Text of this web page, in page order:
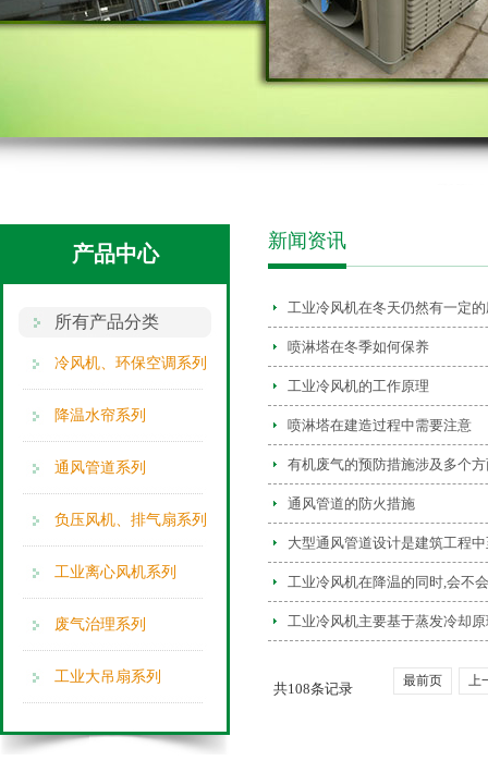
产品中心
所有产品分类
冷风机、环保空调系列
降温水帘系列
通风管道系列
负压风机、排气扇系列
工业离心风机系列
废气治理系列
工业大吊扇系列
新闻资讯
工业冷风机在冬天仍然有一定
喷淋塔在冬季如何保养
工业冷风机的工作原理
喷淋塔在建造过程中需要注意
有机废气的预防措施涉及多个
通风管道的防火措施
大型通风管道设计是建筑工程
工业冷风机在降温的同时,会不
工业冷风机主要基于蒸发冷却
共108条记录 最前页 上